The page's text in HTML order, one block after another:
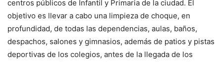
centros públicos de Infantil y Primaria de la ciudad. El
objetivo es llevar a cabo una limpieza de choque, en
profundidad, de todas las dependencias, aulas, baños,
despachos, salones y gimnasios, además de patios y pistas
deportivas de los colegios, antes de la llegada de los